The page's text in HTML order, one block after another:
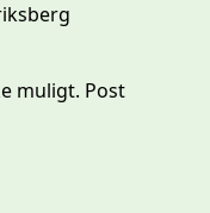
muligt. Post